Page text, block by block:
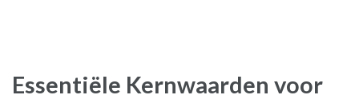
Essentiële Kernwaarden voor